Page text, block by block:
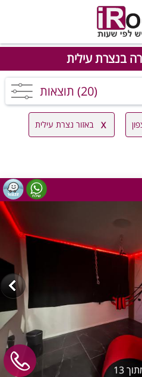
בנצרת עילית
(20) תוצאות
באזור נצרת עילית
13